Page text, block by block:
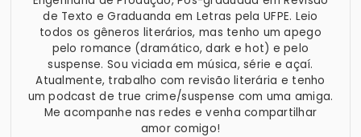
de Texto e Graduanda em Letras pela UFPE. Leio
todos os gêneros literários, mas tenho um apego
pelo romance (dramático, dark e hot) e pelo
suspense. Sou viciada em música, série e açaí.
Atualmente, trabalho com revisão literária e tenho
um podcast de true crime/suspense com uma amiga.
Me acompanhe nas redes e venha compartilhar
amor comigo!